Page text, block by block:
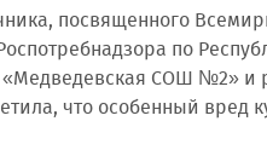
посвященного
по
СОШ №2» и
что особенный вред